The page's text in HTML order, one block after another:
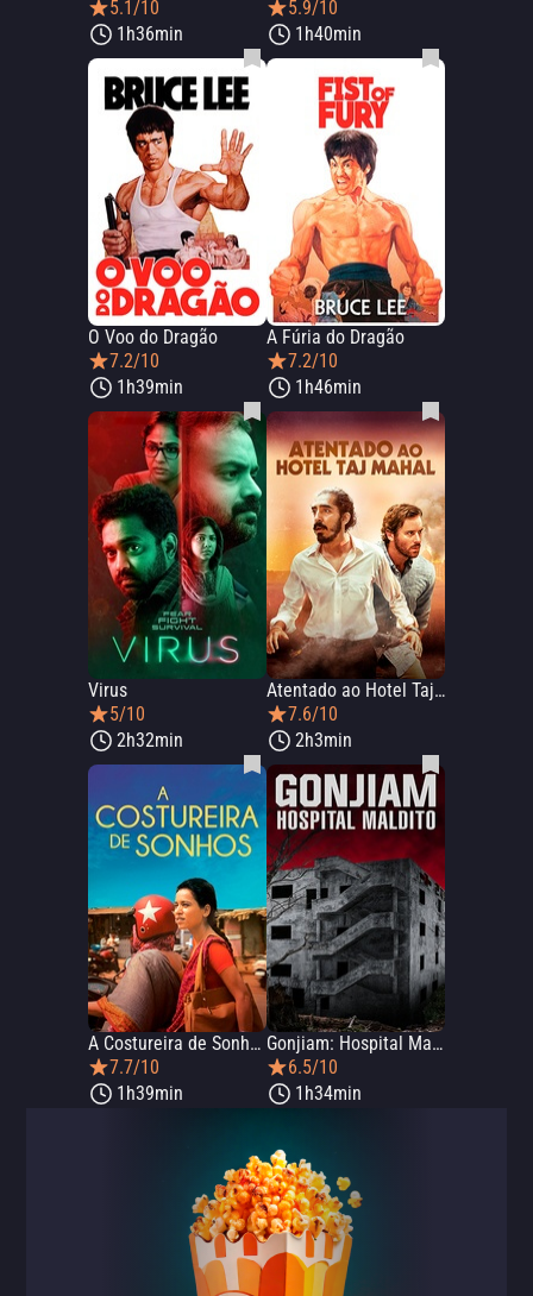
5.1/10
1h36min
5.9/10
1h40min
O Voo do Dragão
7.2/10
1h39min
A Fúria do Dragão
7.2/10
1h46min
Virus
5/10
2h32min
Atentado ao Hotel Taj Mahal
7.6/10
2h3min
A Costureira de Sonhos
7.7/10
1h39min
Gonjiam: Hospital Maldito
6.5/10
1h34min